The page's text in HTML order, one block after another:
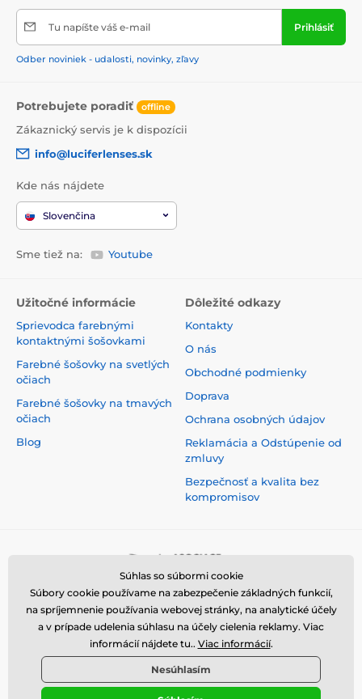
Tu napíšte váš e-mail Prihlásiť
Odber noviniek - udalosti, novinky, zľavy
Potrebujete poradiť offline
Zákaznický servis je k dispozícii
info@luciferlenses.sk
Kde nás nájdete
Slovenčina
Sme tiež na: Youtube
Užitočné informácie
Sprievodca farebnými
kontaktnými šošovkami
Farebné šošovky na svetlých
očiach
Farebné šošovky na tmavých
očiach
Blog
Dôležité odkazy
Kontakty
O nás
Obchodné podmienky
Doprava
Ochrana osobných údajov
Reklamácia a Odstúpenie od
zmluvy
Bezpečnosť a kvalita bez
kompromisov
Súhlas so súbormi cookie
Súbory cookie používame na zabezpečenie základných funkcií,
na spríjemnenie používania webovej stránky, na analytické účely
a v prípade udelenia súhlasu na účely cielenia reklamy. Viac
informácií nájdete tu.. Viac informácií.
Nesúhlasím